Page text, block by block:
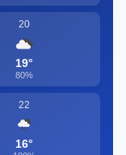
20
19°
80%
22
16°